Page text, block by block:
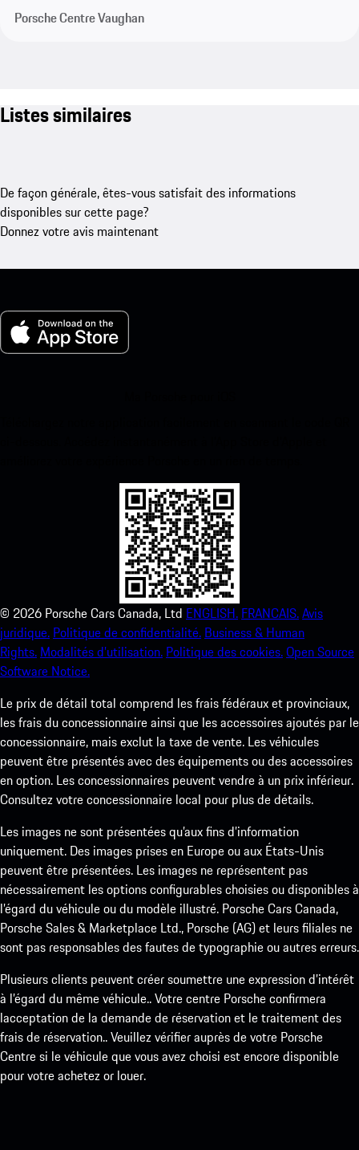
Porsche Centre Vaughan
Listes similaires
De façon générale, êtes-vous satisfait des informations
disponibles sur cette page?
Donnez votre avis maintenant
© 2026 Porsche Cars Canada, Ltd ENGLISH. FRANCAIS.Avis
juridique. Politique de confidentialité. Business & Human
Rights. Modalités d’utilisation. Politique des cookies.Open Source
Software Notice.
Le prix de détail total comprend les frais fédéraux et provinciaux,
les frais du concessionnaire ainsi que les accessoires ajoutés par le
concessionnaire, mais exclut la taxe de vente. Les véhicules
peuvent être présentés avec des équipements ou des accessoires
en option. Les concessionnaires peuvent vendre à un prix inférieur.
Consultez votre concessionnaire local pour plus de détails.
Les images ne sont présentées qu’aux fins d’information
uniquement. Des images prises en Europe ou aux États-Unis
peuvent être présentées. Les images ne représentent pas
nécessairement les options configurables choisies ou disponibles à
l’égard du véhicule ou du modèle illustré. Porsche Cars Canada,
Porsche Sales & Marketplace Ltd., Porsche (AG) et leurs filiales ne
sont pas responsables des fautes de typographie ou autres erreurs.
Plusieurs clients peuvent créer soumettre une expression d’intérêt
à l’égard du même véhicule.. Votre centre Porsche confirmera
lacceptation de la demande de réservation et le traitement des
frais de réservation.. Veuillez vérifier auprès de votre Porsche
Centre si le véhicule que vous avez choisi est encore disponible
pour votre achetez or louer.